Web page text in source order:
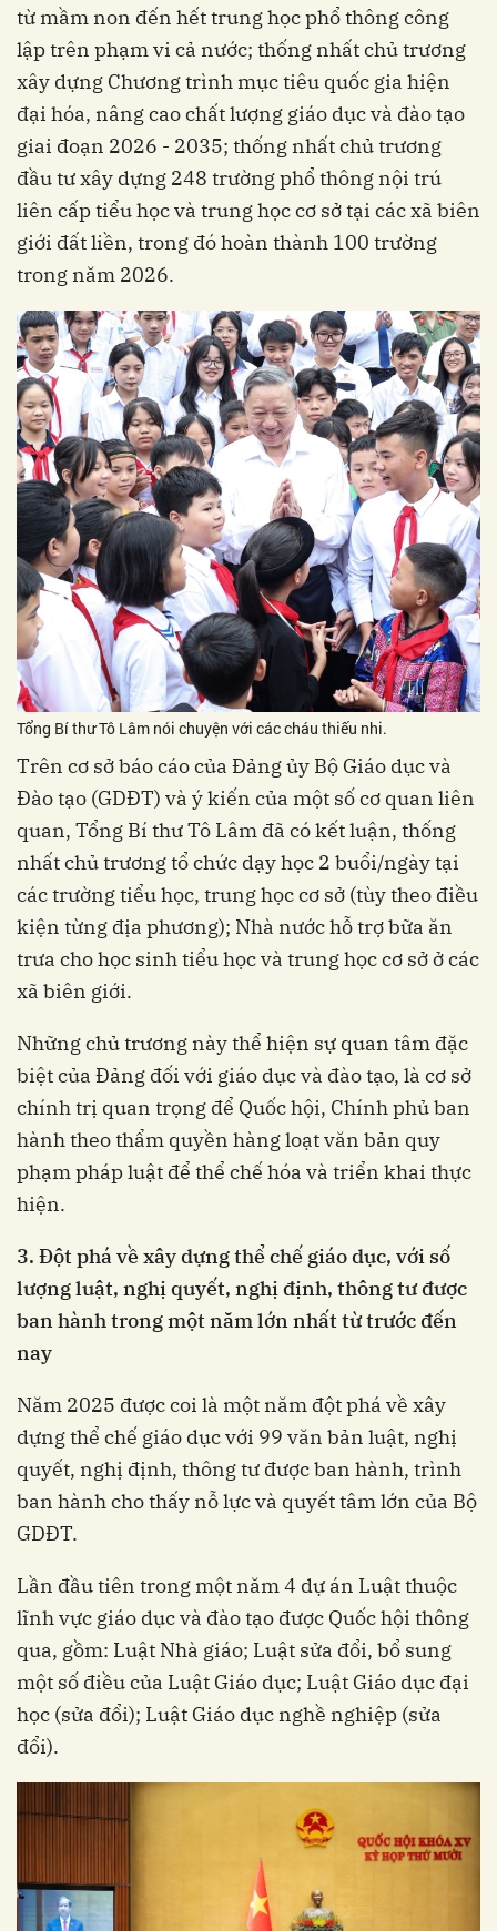
từ mầm non đến hết trung học phổ thông công
lập trên phạm vi cả nước; thống nhất chủ trương
xây dựng Chương trình mục tiêu quốc gia hiện
đại hóa, nâng cao chất lượng giáo dục và đào tạo
giai đoạn 2026 - 2035; thống nhất chủ trương
đầu tư xây dựng 248 trường phổ thông nội trú
liên cấp tiểu học và trung học cơ sở tại các xã biên
giới đất liền, trong đó hoàn thành 100 trường
trong năm 2026.
Tổng Bí thư Tô Lâm nói chuyện với các cháu thiếu nhi.
Trên cơ sở báo cáo của Đảng ủy Bộ Giáo dục và
Đào tạo (GDĐT) và ý kiến của một số cơ quan liên
quan, Tổng Bí thư Tô Lâm đã có kết luận, thống
nhất chủ trương tổ chức dạy học 2 buổi/ngày tại
các trường tiểu học, trung học cơ sở (tùy theo điều
kiện từng địa phương); Nhà nước hỗ trợ bữa ăn
trưa cho học sinh tiểu học và trung học cơ sở ở các
xã biên giới.
Những chủ trương này thể hiện sự quan tâm đặc
biệt của Đảng đối với giáo dục và đào tạo, là cơ sở
chính trị quan trọng để Quốc hội, Chính phủ ban
hành theo thẩm quyền hàng loạt văn bản quy
phạm pháp luật để thể chế hóa và triển khai thực
hiện.
3. Đột phá về xây dựngthể chế giáo dục, với số
lượng luật, nghị quyết, nghị định, thông tư được
ban hành trong một năm lớn nhất từ trước đến
nay
Năm 2025 được coi là một năm đột phá về xây
dựng thể chế giáo dục với 99 văn bản luật, nghị
quyết, nghị định, thông tư được ban hành, trình
ban hành cho thấy nỗ lực và quyết tâm lớn của Bộ
GDĐT.
Lần đầu tiên trong một năm 4 dự án Luật thuộc
lĩnh vực giáo dục và đào tạo được Quốc hội thông
qua, gồm: Luật Nhà giáo; Luật sửa đổi, bổ sung
một số điều của Luật Giáo dục; Luật Giáo dục đại
học (sửa đổi); Luật Giáo dục nghề nghiệp (sửa
đổi).